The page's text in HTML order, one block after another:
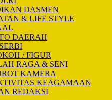
DASMEN
& LIFE STYLE
DAERAH
/ FIGUR
RAGA & SENI
KAMERA
KEAGAMAAN
REDAKSI